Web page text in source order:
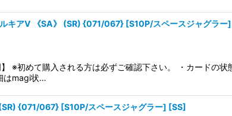
ルキアV 《SA》 (SR) {071/067} [S10P/スペースジャグラー
】 ※初めて購入される方は必ずご確認下さい。 ・カードの
はmagi状…
{071/067} [S10P/スペースジャグラー] [SS]